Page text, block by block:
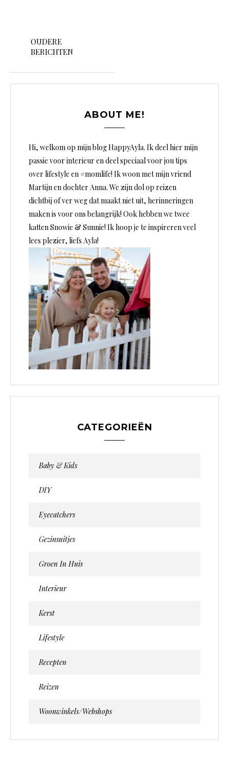
i
OUDERE
BERICHTEN
ABOUT ME!
Hi, welkom op mijn blog HappyAyla. Ik deel hier mijn
passie voor interieur en deel speciaal voor jou tips
over lifestyle en #momlife! Ik woon met mijn vriend
Martijn en dochter Anna. We zijn dol op reizen
dichtbij of ver weg dat maakt niet uit, herinneringen
maken is voor ons belangrijk! Ook hebben we twee
katten Snowie & Sunnie! Ik hoop je te inspireren veel
lees plezier, liefs Ayla!
CATEGORIEËN
Baby & Kids
DIY
Eyecatchers
Gezinsuitjes
Groen In Huis
Interieur
Kerst
Lifestyle
Recepten
Reizen
Woonwinkels/webshops